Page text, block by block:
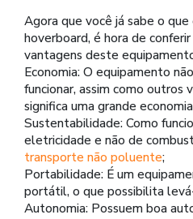
Agora que você já sabe o
hoverboard, é hora de
vantagens deste
Economia: O equipamento
funcionar, assim como outros
significa uma grande
Sustentabilidade: Como
eletricidade e não de
transporte não poluente;
Portabilidade: É um
portátil, o que possibilita
Autonomia: Possuem boa